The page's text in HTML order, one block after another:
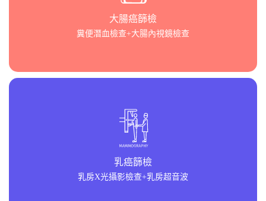
大腸癌篩檢
糞便潛血檢查+大腸內視鏡檢查
乳癌篩檢
乳房X光攝影檢查+乳房超音波